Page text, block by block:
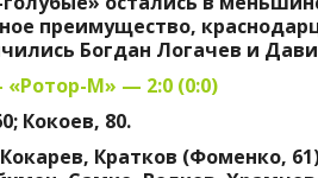
преимущество,
Богдан Логачев и
М» — 2:0 (0:0)
Кокоев, 80.
Кокарев, Кратков (Фоменко,